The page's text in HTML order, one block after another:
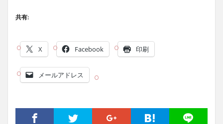
共有:
X Facebook 印刷
メールアドレス